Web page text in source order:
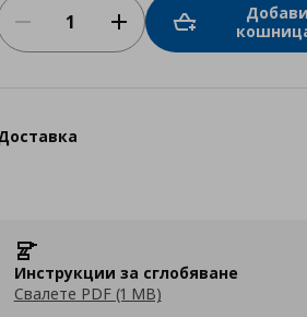
Инструкции за сглобяване
Свалете PDF (1 MB)